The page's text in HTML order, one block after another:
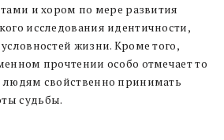
и хором по мере развития
исследования идентичности,
жизни. Кроме того,
прочтении особо отмечает то
людям свойственно принимать
судьбы.